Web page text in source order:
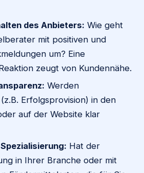
des Anbieters: Wie geht
mit positiven und
um? Eine
zeugt von Kundennähe.
Werden
Erfolgsprovision) in den
auf der Website klar
Hat der
in Ihrer Branche oder mit